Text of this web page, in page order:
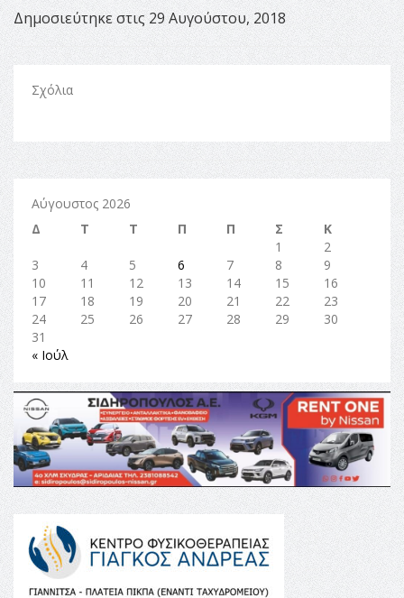
Δημοσιεύτηκε στις 29 Αυγούστου, 2018
Σχόλια
Αύγουστος 2026
Δ
Τ Τ Π Π Σ
Κ
1
2
3
4 5 6 7 8
9
10
11 12 13 14 15
16
17
18 19 20 21 22
23
24
25 26 27 28 29
30
31
« Ιούλ